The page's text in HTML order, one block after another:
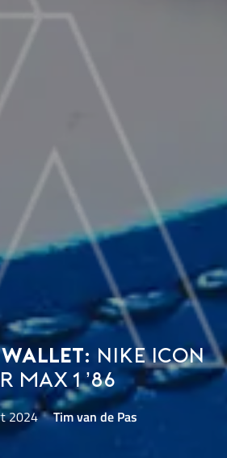
wallet: Nike Icon
Max 1 ’86
2024 Tim van de Pas